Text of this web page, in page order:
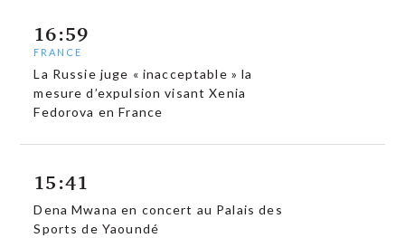
16:59
FRANCE
La Russie juge « inacceptable » la
mesure d’expulsion visant Xenia
Fedorova en France
15:41
Dena Mwana en concert au Palais des
Sports de Yaoundé